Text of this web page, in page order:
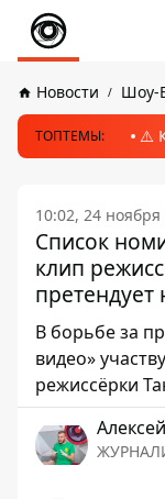
Новости Шоу-
ТОПТЕМЫ: ⚠️
10:02, 24 ноября
Список
клип
В борьбе за
видео»
режиссёрки